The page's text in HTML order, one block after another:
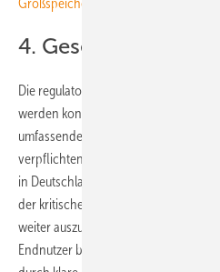
4. Gesetzliche
Die regulatorischen Anforderungen
werden kontinuierlich verschärft. In
umfassende Maßnahmen zum
verpflichtend. Ein aktuelles Beispiel ist
in Deutschland umgesetzt wurde.
der kritischen Infrastruktur
weiter auszubauen und ihre Systeme
Endnutzer bedeutet dies: Die